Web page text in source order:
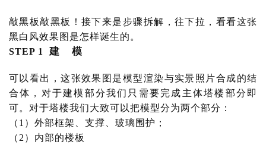
敲黑板敲黑板！接下来是步骤拆解，往下拉，看看这张
黑白风效果图是怎样诞生的。
STEP 1 建 模
可以看出，这张效果图是模型渲染与实景照片合成的结
合体，对于建模部分我们只需要完成主体塔楼部分即
可。对于塔楼我们大致可以把模型分为两个部分：
（ 1）外部框架、支撑、玻璃围护；
（ 2）内部的楼板